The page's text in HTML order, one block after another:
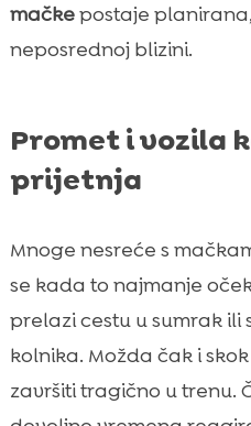
mačkepostaje
neposrednoj blizini.
Promet i vozila
prijetnja
Mnoge nesreće s
se kada to najmanje
prelazi cestu u sumrak ili
kolnika. Možda čak i
završiti tragično u trenu.